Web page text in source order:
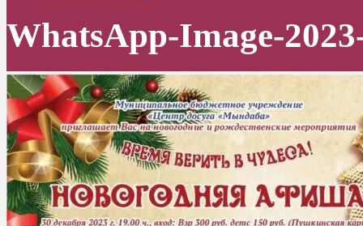
WhatsApp-Image-